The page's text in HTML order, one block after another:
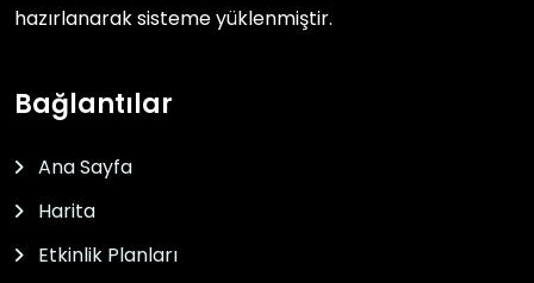
hazırlanarak sisteme yüklenmiştir.
Bağlantılar
Ana Sayfa
Harita
Etkinlik Planları